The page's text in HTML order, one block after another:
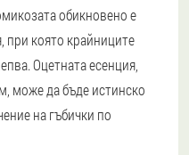
обикновено е
която крайниците
Оцетната есенция,
може да бъде истинско
на гъбички по